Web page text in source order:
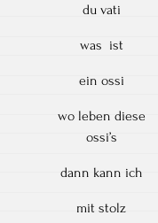
du vati
was ist
ein ossi
wo leben diese
ossi’s
dann kann ich
mit stolz